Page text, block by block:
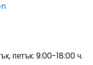
петък: 9:00-18:00 ч.